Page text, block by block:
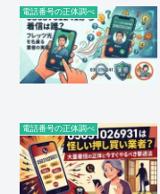
電話番号の正体調べ
電話番号の正体調べ